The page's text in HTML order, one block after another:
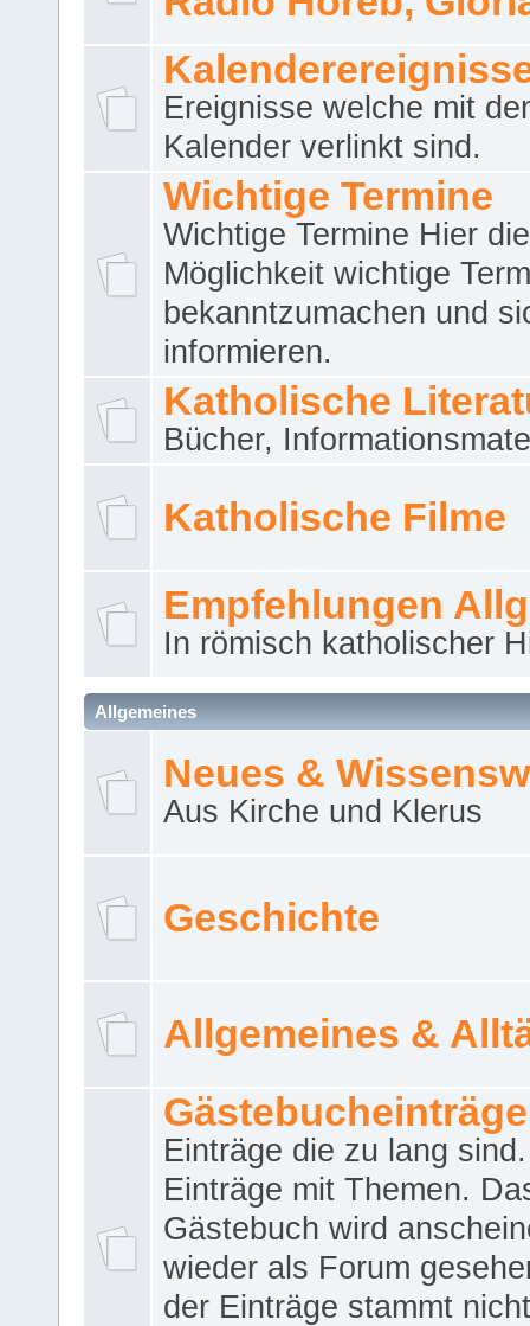
Ereignisse welche mit
Kalender verlinkt sind.
Wichtige Termine
Wichtige Termine Hier die
Möglichkeit wichtige
bekanntzumachen und
informieren.
Katholische
Bücher,
Katholische Filme
Empfehlungen
In römisch katholischer
Allgemeines
Neues &
Aus Kirche und Klerus
Geschichte
Allgemeines &
Gästebucheinträge
Einträge die zu lang
Einträge mit Themen.
Gästebuch wird
wieder als Forum
der Einträge stammt